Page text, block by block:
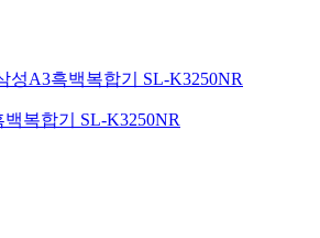
복합기 SL-K3250NR